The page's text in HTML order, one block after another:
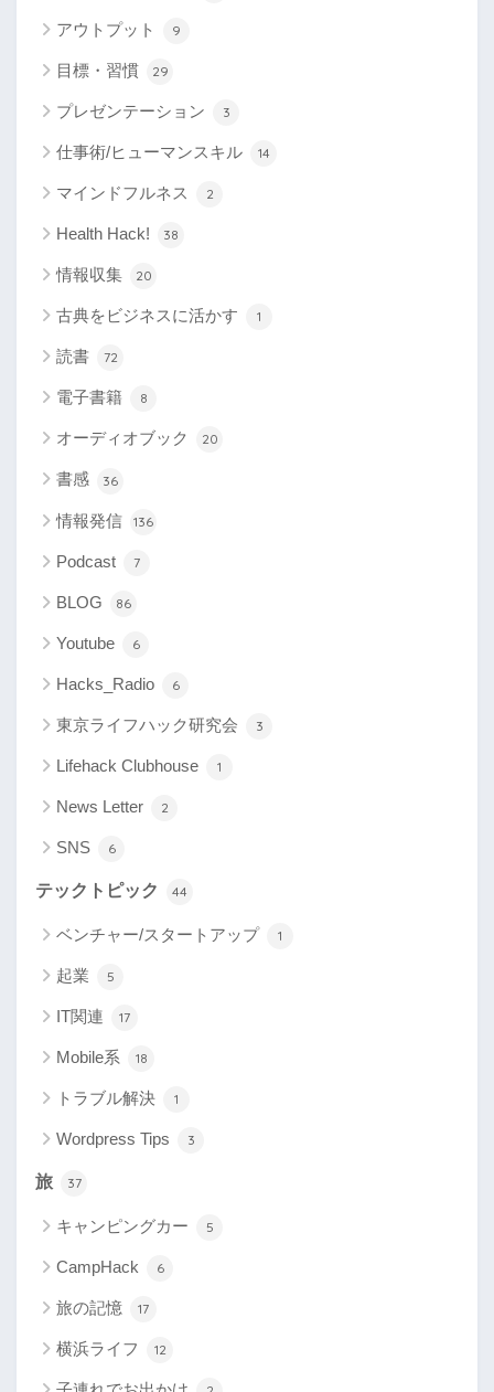
アウトプット 9
目標・習慣 29
プレゼンテーション 3
仕事術/ヒューマンスキル 14
マインドフルネス 2
Health Hack! 38
情報収集 20
古典をビジネスに活かす 1
読書 72
電子書籍 8
オーディオブック 20
書感 36
情報発信 136
Podcast 7
BLOG 86
Youtube 6
Hacks_Radio 6
東京ライフハック研究会 3
Lifehack Clubhouse 1
News Letter 2
SNS 6
テックトピック 44
ベンチャー/スタートアップ 1
起業 5
IT関連 17
Mobile系 18
トラブル解決 1
Wordpress Tips 3
旅 37
キャンピングカー 5
CampHack 6
旅の記憶 17
横浜ライフ 12